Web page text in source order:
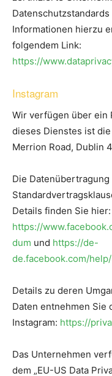
Informationen hierzu
folgendem Link:
https://
Instagram
Wir verfügen über ein
dieses Dienstes ist
Merrion Road, Dublin
Die
Details finden Sie hier:
https://
dum und https://de-
de.facebook.com/
Details zu deren
Daten entnehmen Sie
Instagram: https://
Das Unternehmen
dem „EU-US Data